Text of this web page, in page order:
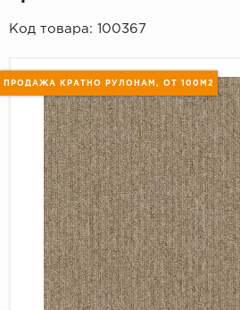
Код товара: 100367
ПРОДАЖА КРАТНО РУЛОНАМ, ОТ 100М2